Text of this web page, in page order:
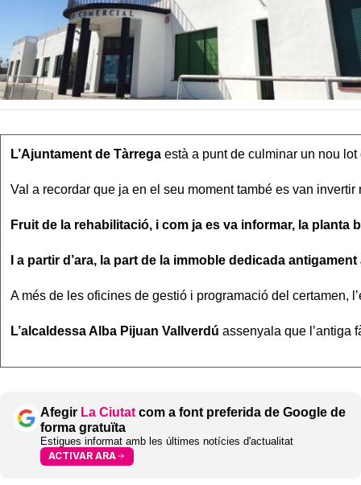
L’Ajuntament de Tàrrega està a punt de culminar un nou
Val a recordar que ja en el seu moment també es van
Fruit de la rehabilitació, i com ja es va informar, la planta
I a partir d’ara, la part de la immoble dedicada
A més de les oficines de gestió i programació del certamen,
L’alcaldessa Alba Pijuan Vallverdú assenyala que l’antiga
Afegir La Ciutat com a font preferida de Google de
forma gratuïta
Estigues informat amb les últimes notícies d'actualitat
ACTIVAR ARA